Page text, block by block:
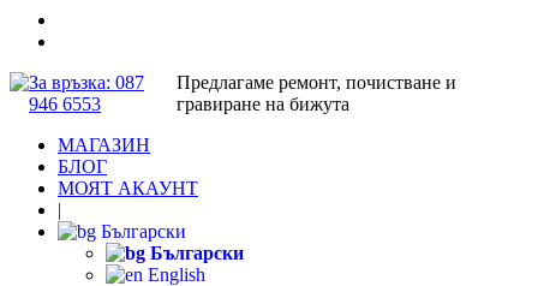
За връзка: 087
946 6553
Предлагаме ремонт, почистване и
гравиране на бижута
МАГАЗИН
БЛОГ
МОЯТ АКАУНТ
|
Български
Български
English